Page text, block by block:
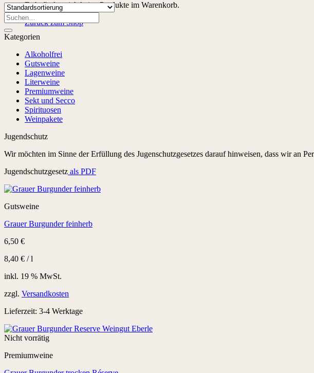
Es befinden sich keine Produkte im Warenkorb.
Zurück zum Shop
Suchen
nach:
Kategorien
Alkoholfrei
Gutsweine
Lagenweine
Literweine
Premiumweine
Sekt und Secco
Spirituosen
Weinpakete
Jugendschutz
Wir möchten im Sinne der Erfüllung des Jugenschutzgesetzes darauf hinweisen, dass wir an
Jugendschutzgesetz als PDF
Gutsweine
Grauer Burgunder feinherb
6,50 €
8,40 € /l
inkl. 19 % MwSt.
zzgl. Versandkosten
Lieferzeit: 3-4 Werktage
Nicht vorrätig
Premiumweine